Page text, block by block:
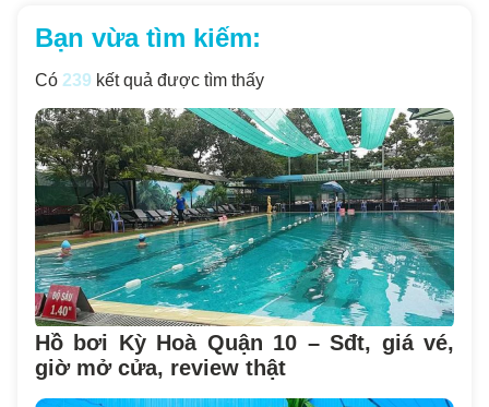
Bạn vừa tìm kiếm:
Có 239 kết quả được tìm thấy
Hồ bơi Kỳ Hoà Quận 10 – Sđt, giá vé,
giờ mở cửa, review thật